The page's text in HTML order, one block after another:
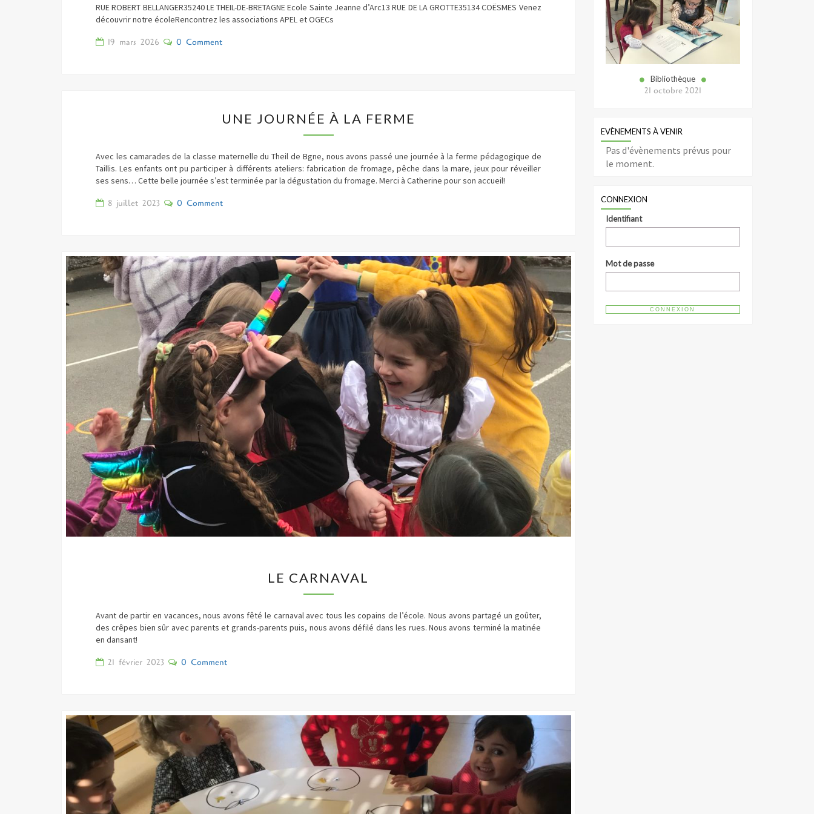
RUE ROBERT BELLANGER35240 LE THEIL-DE-BRETAGNE Ecole Sainte Jeanne d’Arc13 RUE DE LA GROTTE35134 COËSMES Venez
découvrir notre écoleRencontrez les associations APEL et OGECs
19 mars 2026 Comments
0 Comment
JOURNÉE
FERME
UNE JOURNÉE À LA FERME
Avec les camarades de la classe maternelle du Theil de Bgne, nous avons passé une journée à la ferme pédagogique de
Taillis. Les enfants ont pu participer à différents ateliers: fabrication de fromage, pêche dans la mare, jeux pour réveiller
ses sens… Cette belle journée s’est terminée par la dégustation du fromage. Merci à Catherine pour son accueil!
8 juillet 2023 Comments
0 Comment
CARNAVAL
LE CARNAVAL
Avant de partir en vacances, nous avons fêté le carnaval avec tous les copains de l’école. Nous avons partagé un goûter,
des crêpes bien sûr avec parents et grands-parents puis, nous avons défilé dans les rues. Nous avons terminé la matinée
en dansant!
21 février 2023 Comments
0 Comment
Bibliothèque
21 octobre 2021
EVÈNEMENTS À VENIR
Pas d'évènements prévus pour
le moment.
CONNEXION
Identifiant
Mot de passe